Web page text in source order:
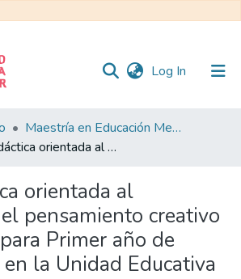
Log In (current)
Maestría en Educación Mención en Pedagogía en Entornos Digitales
Guía didáctica orientada al desarrollo del pensamiento creativo en Biología para Primer año de bachillerato en la Unidad Educativa “Ascázubi”
orientada al
pensamiento creativo
Primer año de
la Unidad Educativa